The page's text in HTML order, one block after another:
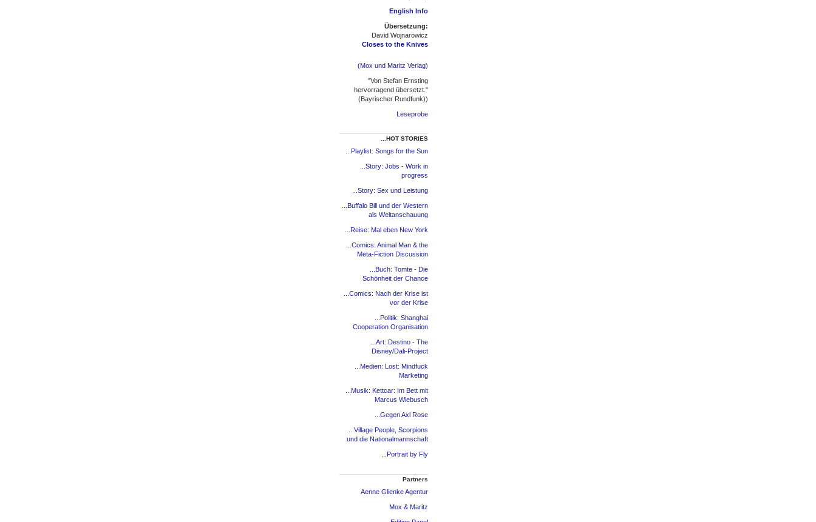
English Info
Übersetzung:
David Wojnarowicz
Closes to the Knives
(Mox und Maritz Verlag)
"Von Stefan Ernsting
hervorragend übersetzt."
(Bayrischer Rundfunk))
Leseprobe
...HOT STORIES
...Playlist: Songs for the Sun
...Story: Jobs - Work in
progress
...Story: Sex und Leistung
...Buffalo Bill und der Western
als Weltanschauung
...Reise: Mal eben New York
...Comics: Animal Man & the
Meta-Fiction Discussion
...Buch: Tomte - Die
Schönheit der Chance
...Comics: Nach der Krise ist
vor der Krise
...Politik: Shanghai
Cooperation Organisation
...Art: Destino - The
Disney/Dali-Project
...Medien: Lost: Mindfuck
Marketing
...Musik: Kettcar: Im Bett mit
Marcus Wiebusch
...Gegen Axl Rose
...Village People, Scorpions
und die Nationalmannschaft
...Portrait by Fly
Partners
Aenne Glienke Agentur
Mox & Maritz